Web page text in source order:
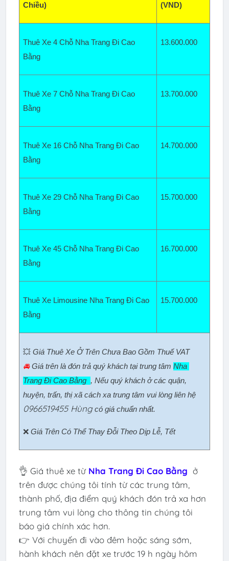
Chiều)
(VND)
Thuê Xe 4 Chỗ Nha Trang Đi Cao
Bằng
13.600.000
Thuê Xe 7 Chỗ Nha Trang Đi Cao
Bằng
13.700.000
Thuê Xe 16 Chỗ Nha Trang Đi Cao
Bằng
14.700.000
Thuê Xe 29 Chỗ Nha Trang Đi Cao
Bằng
15.700.000
Thuê Xe 45 Chỗ Nha Trang Đi Cao
Bằng
16.700.000
Thuê Xe Limousine Nha Trang Đi Cao
Bằng
15.700.000
💥 Giá Thuê Xe Ở Trên Chưa Bao Gồm Thuế VAT
🚘 Giá trên là đón trả quý khách tại trung tâm Nha
Trang Đi Cao Bằng , Nếu quý khách ở các quận,
huyện, trấn, thị xã cách xa trung tâm vui lòng liên hệ
0966519455 Hùngcó giá chuẩn nhất.
❌ Giá Trên Có Thể Thay Đỗi Theo Dịp Lễ, Tết
👌 Giá thuê xe từ Nha Trang Đi Cao Bằng ở
trên được chúng tôi tính từ các trung tâm,
thành phố, địa điểm quý khách đón trả xa hơn
trung tâm vui lòng cho thông tin chúng tôi
báo giá chính xác hơn.
👉 Với chuyến đi vào đêm hoặc sáng sớm,
hành khách nên đặt xe trước 19 h ngày hôm